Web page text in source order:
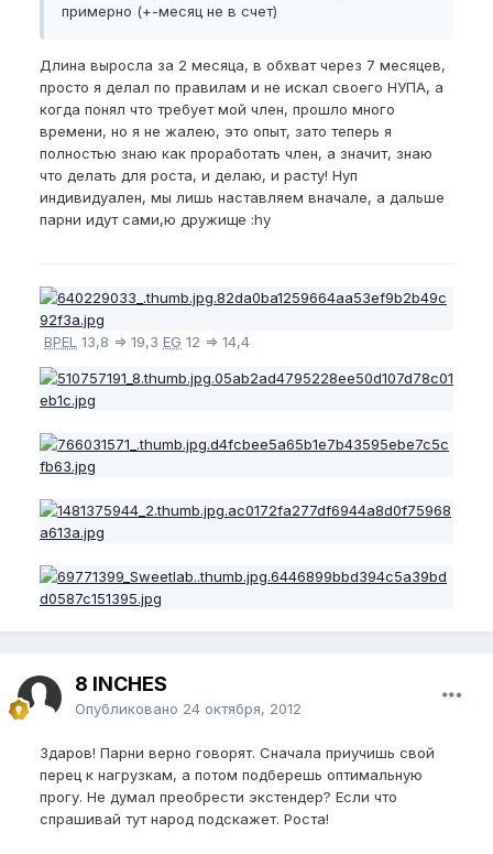
примерно (+-месяц не в счет)
Длина выросла за 2 месяца, в обхват через 7 месяцев,
просто я делал по правилам и не искал своего НУПА, а
когда понял что требует мой член, прошло много
времени, но я не жалею, это опыт, зато теперь я
полностью знаю как проработать член, а значит, знаю
что делать для роста, и делаю, и расту! Нуп
индивидуален, мы лишь наставляем вначале, а дальше
парни идут сами,ю дружище :hy
BPEL 13,8 => 19,3 EG 12 => 14,4
8 INCHES
Опубликовано 24 октября, 2012
Здаров! Парни верно говорят. Сначала приучишь свой
перец к нагрузкам, а потом подберешь оптимальную
прогу. Не думал преобрести экстендер? Если что
спрашивай тут народ подскажет. Роста!